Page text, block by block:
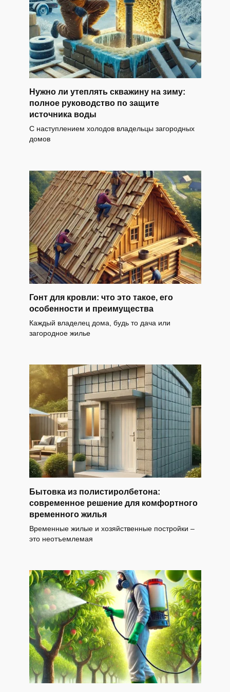
Нужно ли утеплять скважину на зиму:
полное руководство по защите
источника воды
С наступлением холодов владельцы загородных
домов
Гонт для кровли: что это такое, его
особенности и преимущества
Каждый владелец дома, будь то дача или
загородное жилье
Бытовка из полистиролбетона:
современное решение для комфортного
временного жилья
Временные жилые и хозяйственные постройки –
это неотъемлемая